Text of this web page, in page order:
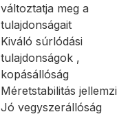
változtatja meg a
tulajdonságait
Kiváló súrlódási
tulajdonságok ,
kopásállóság
Méretstabilitás jellemzi
Jó vegyszerállóság